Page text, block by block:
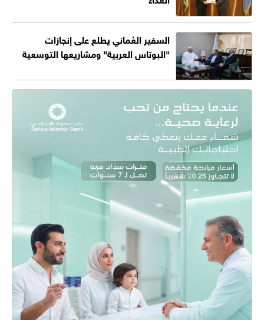
السفير العُماني يطلع على إنجازات
"البوتاس العربية" ومشاريعها التوسعية